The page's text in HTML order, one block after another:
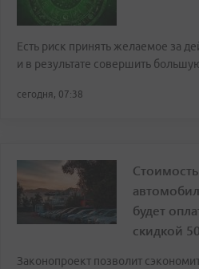
Есть риск принять желаемое за
и в результате совершить
сегодня, 07:38
будет
скидкой
Законопроект позволит